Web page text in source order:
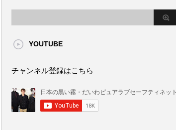
YOUTUBE
チャンネル登録はこちら